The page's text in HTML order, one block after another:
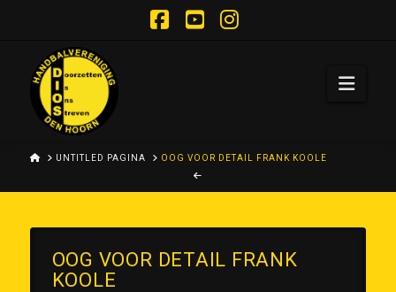
HOMEUNTITLED PAGINA OOG VOOR DETAIL FRANK KOOLE
OOG VOOR DETAIL FRANK
KOOLE